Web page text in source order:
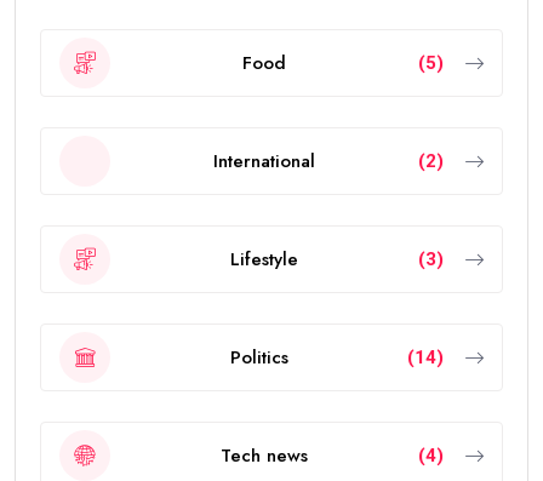
Food (5)
International (2)
Lifestyle (3)
Politics (14)
Tech news (4)